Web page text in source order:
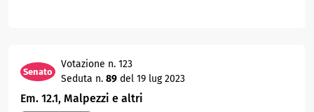
Senato
Votazione n. 123
Seduta n. 89 del 19 lug 2023
Em. 12.1, Malpezzi e altri